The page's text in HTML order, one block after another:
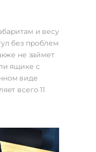
и весу
без проблем
не займет
ящике с
виде
всего 11